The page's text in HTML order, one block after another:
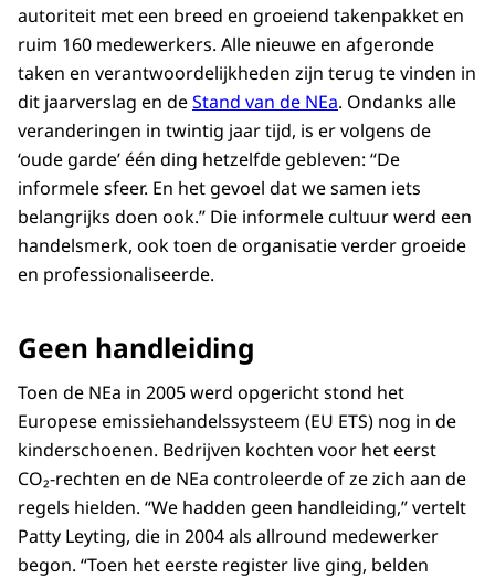
autoriteit met een breed en groeiend takenpakket en
ruim 160 medewerkers. Alle nieuwe en afgeronde
taken en verantwoordelijkheden zijn terug te vinden in
dit jaarverslag en deStand van de NEa. Ondanks alle
veranderingen in twintig jaar tijd, is er volgens de
‘oude garde’ één ding hetzelfde gebleven: “De
informele sfeer. En het gevoel dat we samen iets
belangrijks doen ook.” Die informele cultuur werd een
handelsmerk, ook toen de organisatie verder groeide
en professionaliseerde.
Geen handleiding
Toen de NEa in 2005 werd opgericht stond het
Europese emissiehandelssysteem (EU ETS) nog in de
kinderschoenen. Bedrijven kochten voor het eerst
CO₂-rechten en de NEa controleerde of ze zich aan de
regels hielden. “We hadden geen handleiding,” vertelt
Patty Leyting, die in 2004 als allround medewerker
begon. “Toen het eerste register live ging, belden